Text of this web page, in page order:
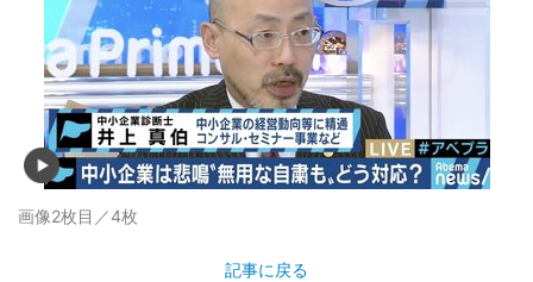
画像2枚目／4枚
記事に戻る